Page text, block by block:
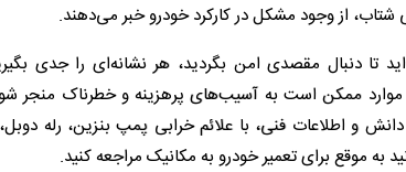
از وجود مشکل در کارکرد خودرو خبر می‌دهند.
تا دنبال مقصدی امن بگردید، هر نشانه‌ای را جدی
موارد ممکن است به آسیب‌های پرهزینه و خطرناک منجر
و اطلاعات فنی، با علائم خرابی پمپ بنزین، رله
به موقع برای تعمیر خودرو به مکانیک مراجعه کنید.